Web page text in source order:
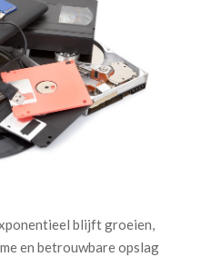
blijft groeien,
en betrouwbare opslag